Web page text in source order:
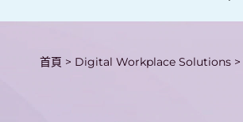
隊
首頁 > Digital Workplace Solutions >